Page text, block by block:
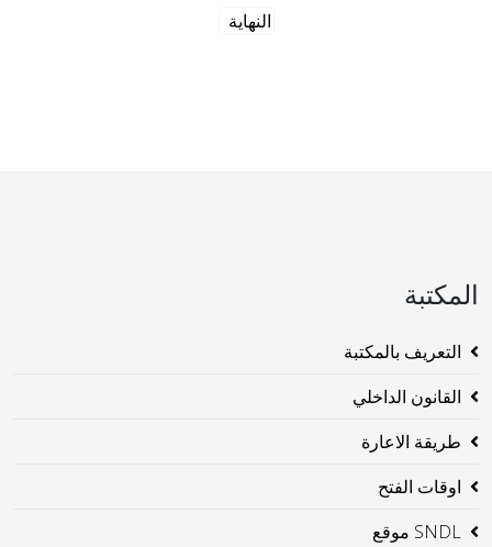
النهاية
المكتبة
التعريف بالمكتبة
القانون الداخلي
طريقة الاعارة
اوقات الفتح
SNDL موقع